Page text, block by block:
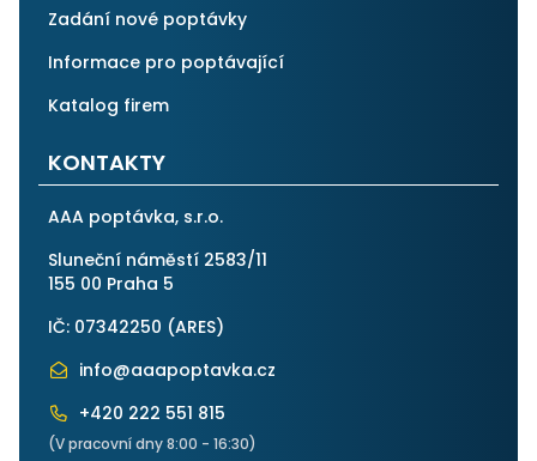
Zadání nové poptávky
Informace pro poptávající
Katalog firem
KONTAKTY
AAA poptávka, s.r.o.
Sluneční náměstí 2583/11
155 00 Praha 5
IČ: 07342250 (ARES)
info@aaapoptavka.cz
+420 222 551 815
(V pracovní dny 8:00 - 16:30)